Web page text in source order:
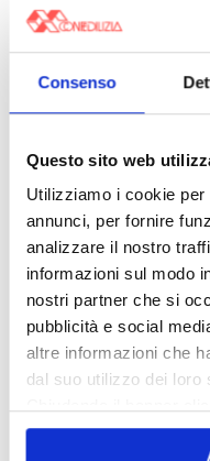
Consenso
Questo sito web
Utilizziamo i cookie
annunci, per fornire
analizzare il nostro
informazioni sul modo
nostri partner che si
pubblicità e social
altre informazioni che
dal suo utilizzo dei loro
solo i cookie necessari.
Gabetti Spa
Ideologia Green
Nudaproprietà
Prima Casa
Rendite Catastali
Sunia
Valore Case